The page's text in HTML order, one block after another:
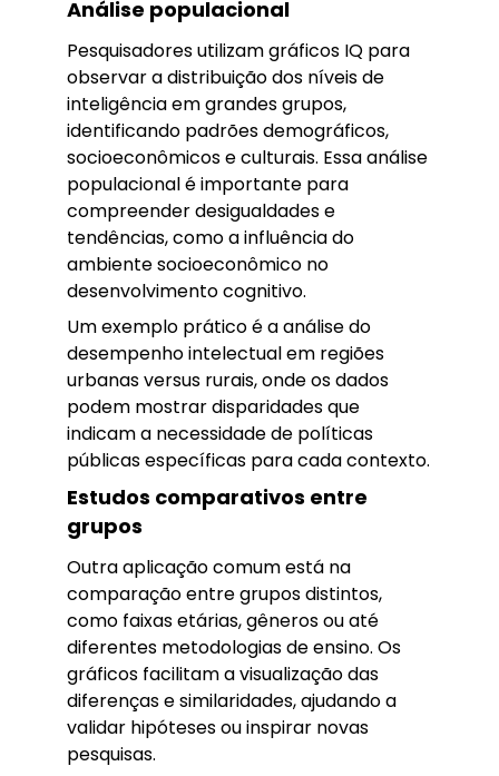
Análise populacional
Pesquisadores utilizam gráficos IQ para
observar a distribuição dos níveis de
inteligência em grandes grupos,
identificando padrões demográficos,
socioeconômicos e culturais. Essa análise
populacional é importante para
compreender desigualdades e
tendências, como a influência do
ambiente socioeconômico no
desenvolvimento cognitivo.
Um exemplo prático é a análise do
desempenho intelectual em regiões
urbanas versus rurais, onde os dados
podem mostrar disparidades que
indicam a necessidade de políticas
públicas específicas para cada contexto.
Estudos comparativos entre
grupos
Outra aplicação comum está na
comparação entre grupos distintos,
como faixas etárias, gêneros ou até
diferentes metodologias de ensino. Os
gráficos facilitam a visualização das
diferenças e similaridades, ajudando a
validar hipóteses ou inspirar novas
pesquisas.